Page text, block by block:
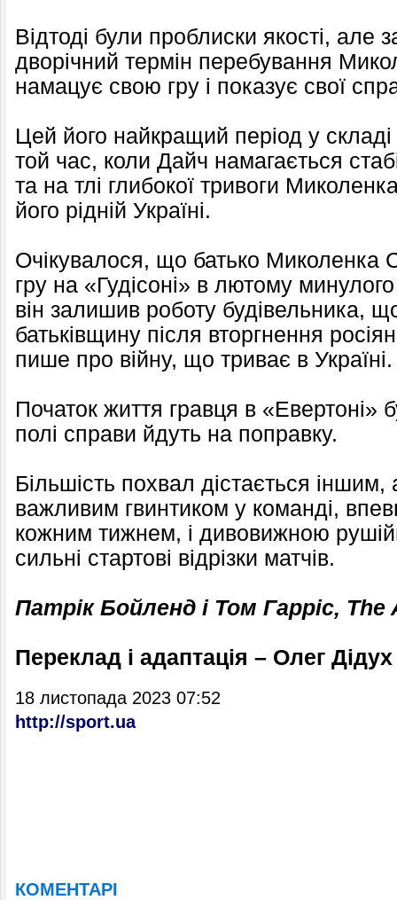
Відтоді були проблиски якості, але
дворічний термін перебування
намацує свою гру і показує свої
Цей його найкращий період у складі
той час, коли Дайч намагається
та на тлі глибокої тривоги
його рідній Україні.
Очікувалося, що батько Миколенка
гру на «Гудісоні» в лютому
він залишив роботу будівельника,
батьківщину після вторгнення
пише про війну, що триває в Україні.
Початок життя гравця в «Евертоні»
полі справи йдуть на поправку.
Більшість похвал дістається
важливим гвинтиком у команді,
кожним тижнем, і дивовижною
сильні стартові відрізки матчів.
Патрік Бойленд і Том Гарріс, The
Переклад і адаптація – Олег Дідух
18 листопада 2023 07:52
http://sport.ua
КОМЕНТАРІ